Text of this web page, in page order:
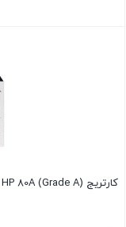
کارتریج HP 80A (Grade A)